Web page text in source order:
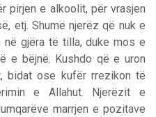
pirjen e alkoolit, për vrasjen
etj. Shumë njerëz që nuk e
gjëra të tilla, duke mos e
e bëjnë. Kushdo që e uron
bidat ose kufër rrezikon të
e Allahut. Njerëzit e
marrjen e pozitave